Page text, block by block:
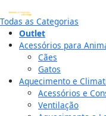
Todas as Categorias
Outlet
Acessórios para
Cães
Gatos
Aquecimento e
Acessórios e
Ventilação